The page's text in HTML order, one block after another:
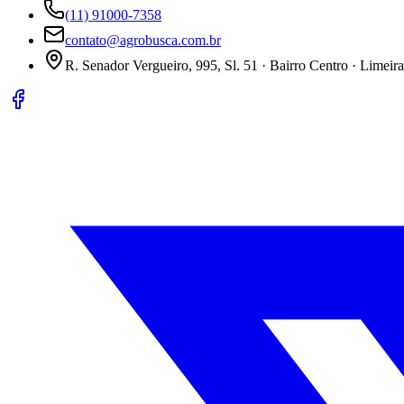
(11) 91000-7358
contato@agrobusca.com.br
R. Senador Vergueiro, 995, Sl. 51 · Bairro Centro ·